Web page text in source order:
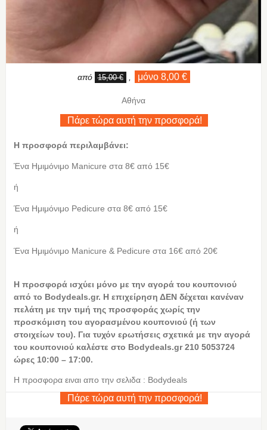
από 15,00 € μόνο 8,00 €
Αθήνα
Πάρε τώρα αυτή την προσφορά!
Η προσφορά περιλαμβάνει:
Ένα Ημιμόνιμο Manicure στα 8€ από 15€
ή
Ένα Ημιμόνιμο Pedicure στα 8€ από 15€
ή
Ένα Ημιμόνιμο Manicure & Pedicure στα 16€ από 20€
Η προσφορά ισχύει μόνο με την αγορά του κουπονιού
από το Bodydeals.gr. Η επιχείρηση ΔΕΝ δέχεται κανέναν
πελάτη με την τιμή της προσφοράς χωρίς την
προσκόμιση του αγορασμένου κουπονιού (ή των
στοιχείων του). Για τυχόν ερωτήσεις σχετικά με την αγορά
του κουπονιού καλέστε στο Bodydeals.gr 210 5053724
ώρες 10:00 – 17:00.
Η προσφορα ειναι απο την σελιδα : Bodydeals
Πάρε τώρα αυτή την προσφορά!